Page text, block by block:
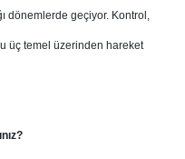
dönemlerde geçiyor. Kontrol,
üç temel üzerinden hareket